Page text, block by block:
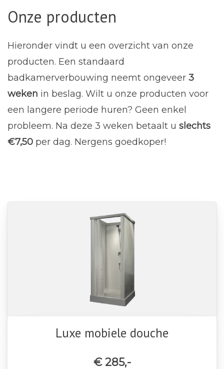
Onze producten
Hieronder vindt u een overzicht van onze
producten. Een standaard
badkamerverbouwing neemt ongeveer 3
weken in beslag. Wilt u onze producten voor
een langere periode huren? Geen enkel
probleem. Na deze 3 weken betaalt u slechts
€7,50 per dag. Nergens goedkoper!
Luxe mobiele douche
€ 285,-